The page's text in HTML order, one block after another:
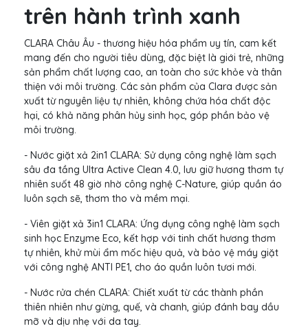
trên hành trình xanh
CLARA Châu Âu - thương hiệu hóa phẩm uy tín, cam kết
mang đến cho người tiêu dùng, đặc biệt là giới trẻ, những
sản phẩm chất lượng cao, an toàn cho sức khỏe và thân
thiện với môi trường. Các sản phẩm của Clara được sản
xuất từ nguyên liệu tự nhiên, không chứa hóa chất độc
hại, có khả năng phân hủy sinh học, góp phần bảo vệ
môi trường.
- Nước giặt xả 2in1 CLARA: Sử dụng công nghệ làm sạch
sâu đa tầng Ultra Active Clean 4.0, lưu giữ hương thơm tự
nhiên suốt 48 giờ nhờ công nghệ C-Nature, giúp quần áo
luôn sạch sẽ, thơm tho và mềm mại.
- Viên giặt xả 3in1 CLARA: Ứng dụng công nghệ làm sạch
sinh học Enzyme Eco, kết hợp với tinh chất hương thơm
tự nhiên, khử mùi ẩm mốc hiệu quả, và bảo vệ máy giặt
với công nghệ ANTI PE1, cho áo quần luôn tươi mới.
- Nước rửa chén CLARA: Chiết xuất từ các thành phần
thiên nhiên như gừng, quế, và chanh, giúp đánh bay dầu
mỡ và dịu nhẹ với da tay.